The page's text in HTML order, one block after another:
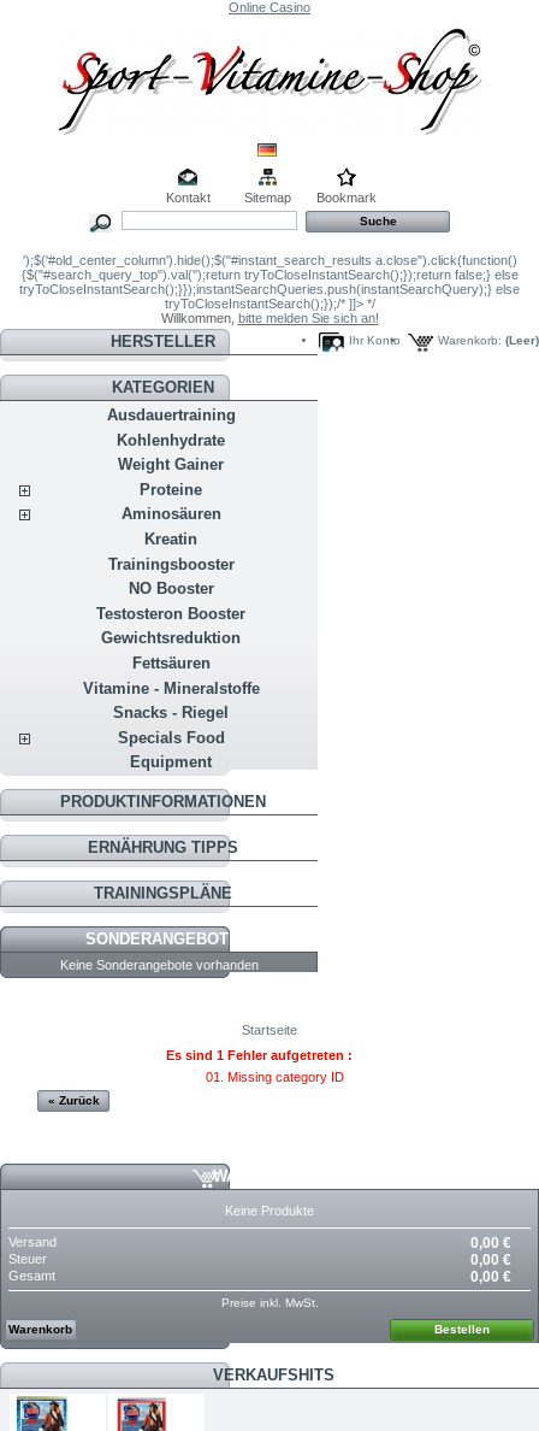
Online Casino
Kontakt Sitemap Bookmark
');$('#old_center_column').hide();$("#instant_search_results a.close").click(function()
{$("#search_query_top").val('');return tryToCloseInstantSearch();});return false;} else
tryToCloseInstantSearch();}});instantSearchQueries.push(instantSearchQuery);} else
tryToCloseInstantSearch();});/* ]]> */
Willkommen, bitte melden Sie sich an!
Warenkorb: (Leer)
Ihr Konto
HERSTELLER
KATEGORIEN
Ausdauertraining
Kohlenhydrate
Weight Gainer
Proteine
Aminosäuren
Kreatin
Trainingsbooster
NO Booster
Testosteron Booster
Gewichtsreduktion
Fettsäuren
Vitamine - Mineralstoffe
Snacks - Riegel
Specials Food
Equipment
PRODUKTINFORMATIONEN
ERNÄHRUNG TIPPS
TRAININGSPLÄNE
SONDERANGEBOTE
Keine Sonderangebote vorhanden
Startseite
Es sind 1 Fehler aufgetreten :
Missing category ID
« Zurück
WARENKORB
Keine Produkte
Versand 0,00 €
Steuer 0,00 €
Gesamt 0,00 €
Preise inkl. MwSt.
Warenkorb Bestellen
VERKAUFSHITS